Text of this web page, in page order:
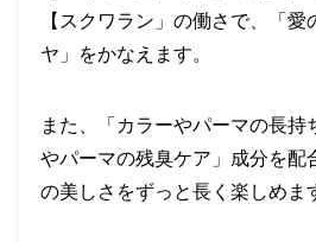
【スクワラン」の働さで、「愛
ヤ」をかなえます。
また、「カラーやパーマの長持
やパーマの残臭ケア」成分を配
の美しさをずっと長く楽しめま